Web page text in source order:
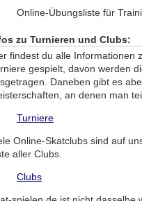
Online-Übungsliste für
zu Turnieren und Clubs:
findest du alle Informationen
gespielt, davon werden
Daneben gibt es
an denen man
Turniere
Online-Skatclubs sind auf
aller Clubs.
Clubs